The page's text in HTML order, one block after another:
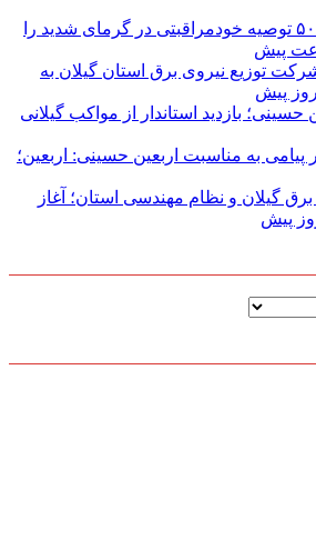
وزارت بهداشت ۵۰ توصیه خودمراقبتی در گرمای شدید را
توزیع نیروی برق استان گیلان به
حسینی؛ بازدید استاندار از مواکب گیلانی
پیامی به مناسبت اربعین حسینی: اربعین؛
برق گیلان و نظام مهندسی استان؛ آغاز